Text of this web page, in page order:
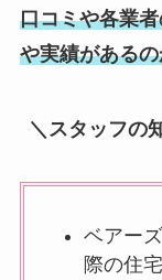
口コミや各業
や実績がある
＼スタッフの
ベアー
際の住